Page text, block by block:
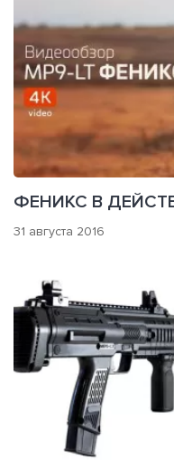
ФЕНИКС В
31 августа 2016